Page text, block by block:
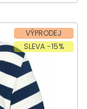
VÝPRODEJ
SLEVA -15%